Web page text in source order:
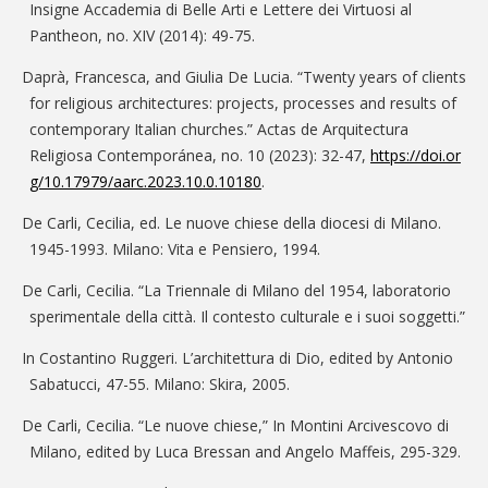
Insigne Accademia di Belle Arti e Lettere dei Virtuosi al
Pantheon, no. XIV (2014): 49-75.
Daprà, Francesca, and Giulia De Lucia. “Twenty years of clients
for religious architectures: projects, processes and results of
contemporary Italian churches.” Actas de Arquitectura
Religiosa Contemporánea, no. 10 (2023): 32-47, https://doi.or
g/10.17979/aarc.2023.10.0.10180.
De Carli, Cecilia, ed. Le nuove chiese della diocesi di Milano.
1945-1993. Milano: Vita e Pensiero, 1994.
De Carli, Cecilia. “La Triennale di Milano del 1954, laboratorio
sperimentale della città. Il contesto culturale e i suoi soggetti.”
In Costantino Ruggeri. L’architettura di Dio, edited by Antonio
Sabatucci, 47-55. Milano: Skira, 2005.
De Carli, Cecilia. “Le nuove chiese,” In Montini Arcivescovo di
Milano, edited by Luca Bressan and Angelo Maffeis, 295-329.